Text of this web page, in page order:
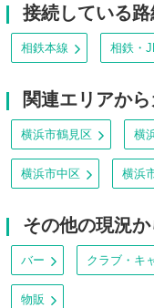
接続している
相鉄本線 相鉄・
関連エリアか
横浜市鶴見区 横
横浜市中区 横浜
その他の現況
バー クラブ・キ
物販